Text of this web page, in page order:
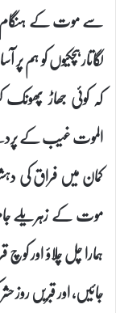
سے موت کے ہنگام
لگاتار ہچکیوں کو ہم
کہ کوئی جھاڑ
الموت غیب کے
کمان میں فراق کی
موت کے زہریلے
ہمارا چل چلاؤ اور
جائیں، اور قبریں